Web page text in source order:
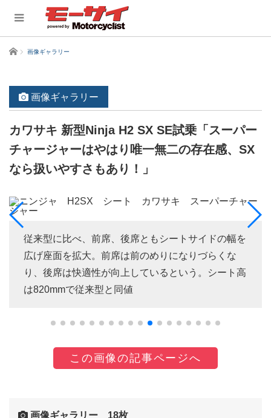
ホーム 画像ギャラリー
画像ギャラリー
カワサキ 新型Ninja H2 SX SE試乗「スーパー
チャージャーはやはり唯一無二の存在感、SX
なら扱いやすさもあり！」
従来型に比べ、前席、後席ともシートサイドの幅を
広げ座面を拡大。前席は前のめりになりづらくな
り、後席は快適性が向上しているという。シート高
は820mmで従来型と同値
この画像の記事ページへ
画像ギャラリー 18枚